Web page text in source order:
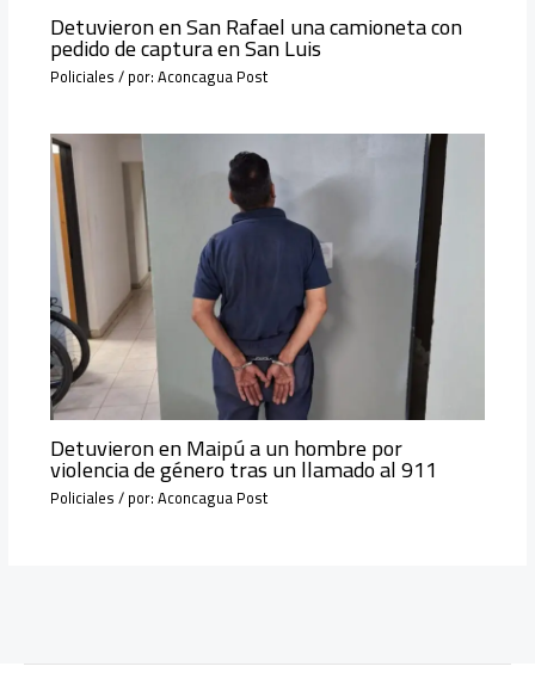
Detuvieron en San Rafael una camioneta con
pedido de captura en San Luis
Policiales/ por:Aconcagua Post
Detuvieron en Maipú a un hombre por
violencia de género tras un llamado al 911
Policiales/ por:Aconcagua Post